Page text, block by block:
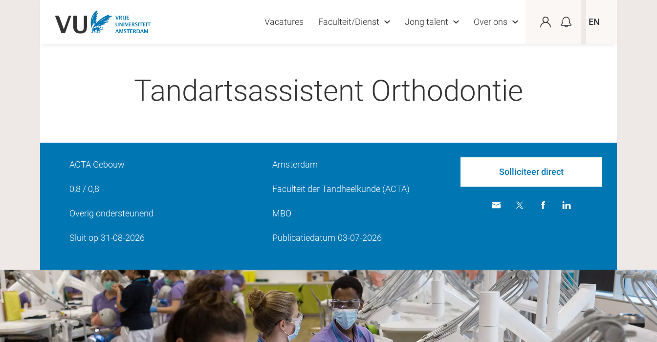
Vacatures Faculteit/Dienst Jong talent Over ons EN
Tandartsassistent Orthodontie
ACTA Gebouw
0,8 / 0,8
Overig ondersteunend
Sluit op 31-08-2026
Amsterdam
Faculteit der Tandheelkunde (ACTA)
MBO
Publicatiedatum 03-07-2026
Solliciteer direct